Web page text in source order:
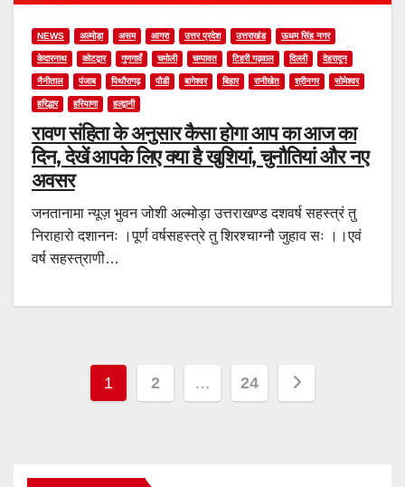
NEWS अल्मोड़ा असम आगरा उत्तर प्रदेश उत्तराखंड ऊधम सिंह नगर
केदारनाथ कोटद्वार गुणगावँ चमोली चम्पावत टिहरी गढ़वाल दिल्ली देहरादून
नैनीताल पंजाब पिथौरागढ़ पौडी बागेश्वर बिहार रानीखेत श्रीनगर सोमेश्वर
हरिद्धार हरियाणा हल्द्वानी
रावण संहिता के अनुसार कैसा होगा आप का आज का
दिन, देखें आपके लिए क्या है खुशियां, चुनौतियां और नए
अवसर
जनतानामा न्यूज़ भुवन जोशी अल्मोड़ा उत्तराखण्ड दशवर्ष सहस्त्रं तु
निराहारो दशाननः ।पूर्ण वर्षसहस्त्रे तु शिरश्चाग्नौ जुहाव सः ।।एवं
वर्ष सहस्त्राणी…
Posts
1 2 … 24